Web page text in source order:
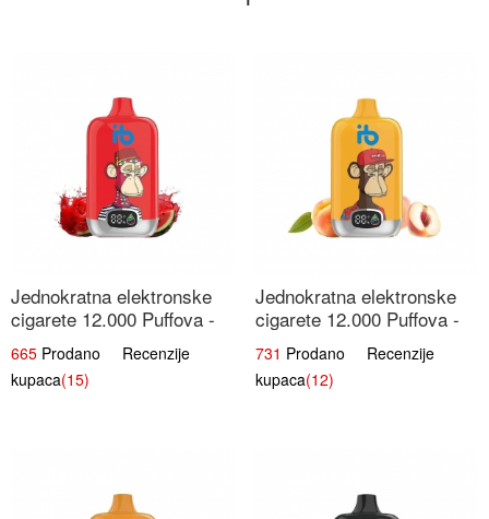
Jednokratna elektronske
cigarete 12.000 Puffova -
Lubenica Sladoled | Ljetna
Desertna Aroma
665 Prodano Recenzije
kupaca(15)
Jednokratna elektronske
cigarete 12.000 Puffova -
Breskva i Voćni Sok |
Osježavajuća Voćna
Mješavina
731 Prodano Recenzije
kupaca(12)